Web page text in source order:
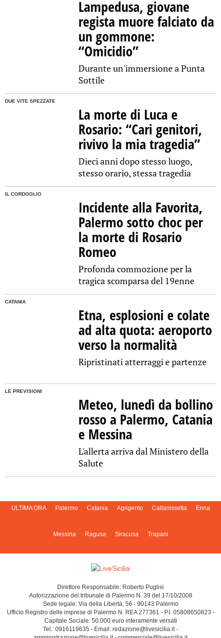
Lampedusa, giovane
regista muore falciato da
un gommone:
“Omicidio”
Durante un'immersione a Punta
Sottile
DUE VITE SPEZZATE
La morte di Luca e
Rosario: “Cari genitori,
rivivo la mia tragedia”
Dieci anni dopo stesso luogo,
stesso orario, stessa tragedia
IL CORDOGLIO
Incidente alla Favorita,
Palermo sotto choc per
la morte di Rosario
Romeo
Profonda commozione per la
tragica scomparsa del 19enne
CATANIA
Etna, esplosioni e colate
ad alta quota: aeroporto
verso la normalità
Ripristinati atterraggi e partenze
LE PREVISIONI
Meteo, lunedì da bollino
rosso a Palermo, Catania
e Messina
L'allerta arriva dal Ministero della
Salute
ULTIMA ORA Palermo Catania Agrigento Caltanissetta Enna
Messina Ragusa Siracusa Trapani
Direttore Responsabile: Roberto Puglisi
Autorizzazione del tribunale di Palermo N. 39 del 17/10/2008
Sede legale: Via della Libertà, 56 - 90143 Palermo
Ufficio Registro delle imprese di Palermo N. REA 277361 - P.I. 05808650823 -
Capitale Sociale: 50.000 euro interamente versati
Tel.: 0916119635 - Email: redazione@livesicilia.it -